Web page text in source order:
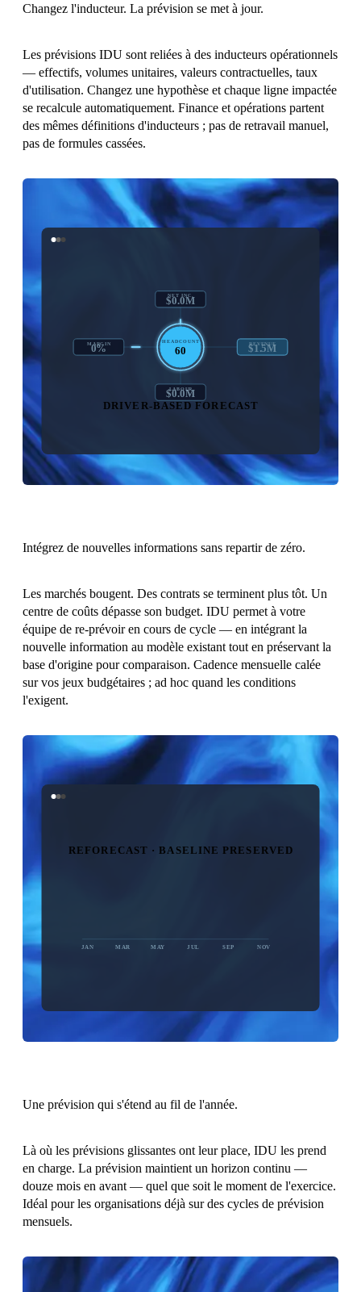
Changez l'inducteur. La prévision se met à jour.
Les prévisions IDU sont reliées à des inducteurs opérationnels
— effectifs, volumes unitaires, valeurs contractuelles, taux
d'utilisation. Changez une hypothèse et chaque ligne impactée
se recalcule automatiquement. Finance et opérations partent
des mêmes définitions d'inducteurs ; pas de retravail manuel,
pas de formules cassées.
HEADCOUNT
60
REVENUE
$5.0M
LABOUR
$4.8M
MARGIN
28%
NET INC.
$1.2M
DRIVER-BASED FORECAST
Intégrez de nouvelles informations sans repartir de zéro.
Les marchés bougent. Des contrats se terminent plus tôt. Un
centre de coûts dépasse son budget. IDU permet à votre
équipe de re-prévoir en cours de cycle — en intégrant la
nouvelle information au modèle existant tout en préservant la
base d'origine pour comparaison. Cadence mensuelle calée
sur vos jeux budgétaires ; ad hoc quand les conditions
l'exigent.
REFORECAST · BASELINE PRESERVED
JAN MAR MAY JUL SEP NOV
Une prévision qui s'étend au fil de l'année.
Là où les prévisions glissantes ont leur place, IDU les prend
en charge. La prévision maintient un horizon continu —
douze mois en avant — quel que soit le moment de l'exercice.
Idéal pour les organisations déjà sur des cycles de prévision
mensuels.